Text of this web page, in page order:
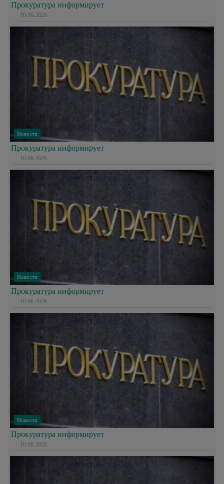
Прокуратура информирует
10.06.2026
Новости
Прокуратура информирует
10.06.2026
Новости
Прокуратура информирует
10.06.2026
Новости
Прокуратура информирует
10.06.2026